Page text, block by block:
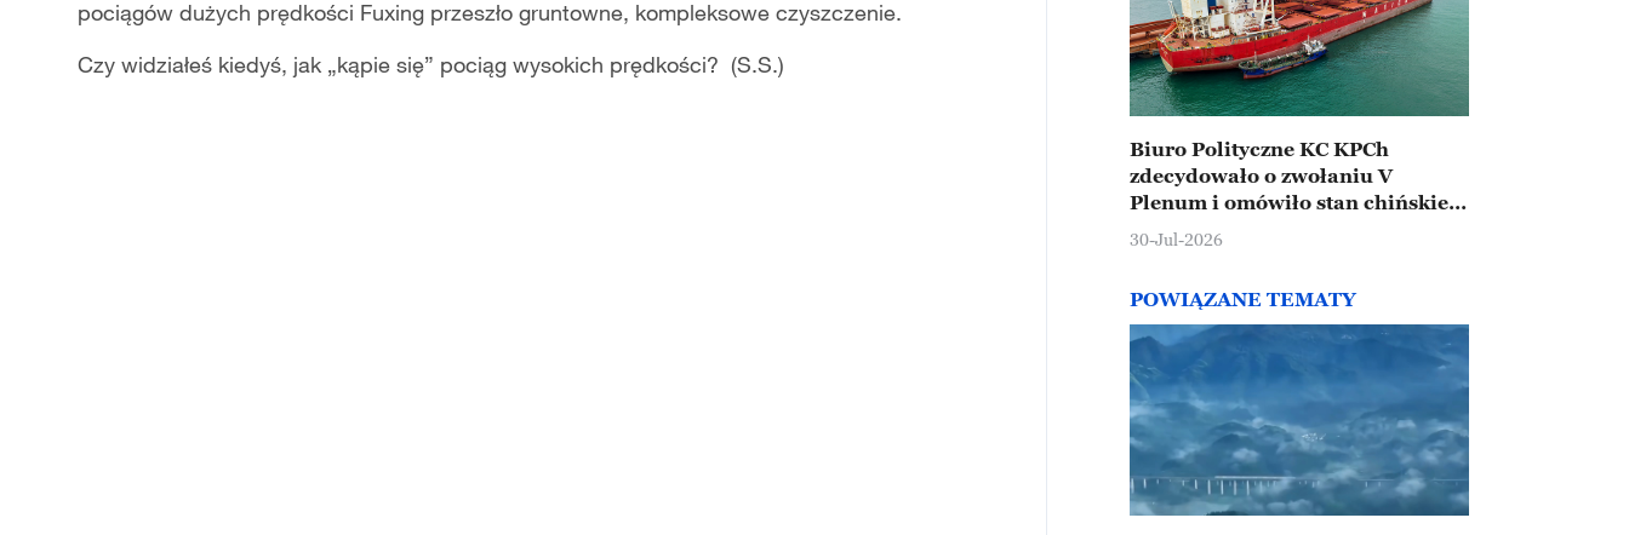
pociągów dużych prędkości Fuxing przeszło gruntowne, kompleksowe czyszczenie.
Czy widziałeś kiedyś, jak „kąpie się” pociąg wysokich prędkości? (S.S.)
Biuro Polityczne KC KPCh
zdecydowało o zwołaniu V
Plenum i omówiło stan chińskiej
gospodarki
30-Jul-2026
POWIĄZANE TEMATY